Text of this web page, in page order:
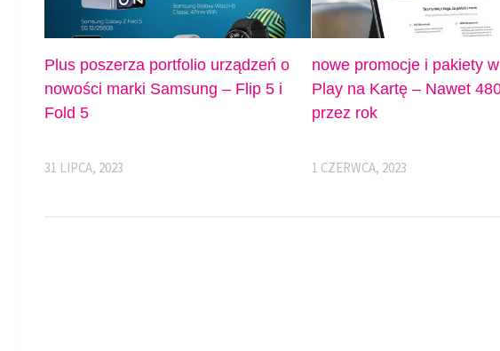
Plus poszerza portfolio urządzeń o
nowości marki Samsung – Flip 5 i
Fold 5
31 LIPCA, 2023
nowe promocje i pakiety
Play na Kartę – Nawet
przez rok
1 CZERWCA, 2023